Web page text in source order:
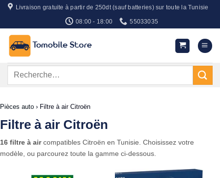
Passer
contenu
Livraison gratuite à partir de 250dt (sauf batteries) sur toute la Tunisie
08:00 - 18:00 55033035
Recherche
Pièces auto › Filtre à air Citroën
Filtre à air Citroën
16 filtre à aircompatibles Citroën en Tunisie. Choisissez votre
modèle, ou parcourez toute la gamme ci-dessous.